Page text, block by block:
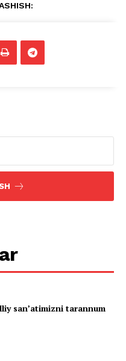
san’atimizni tarannum